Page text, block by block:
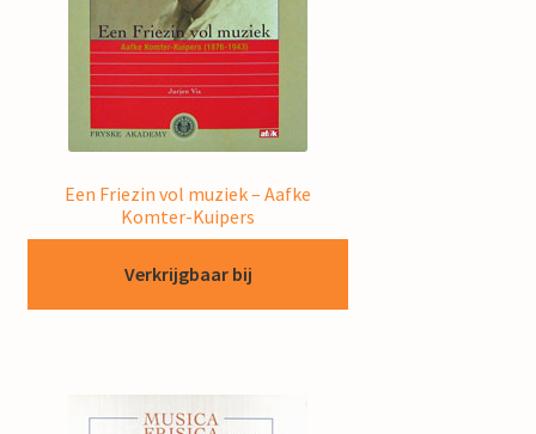
Een Friezin vol muziek – Aafke
Komter-Kuipers
Verkrijgbaar bij